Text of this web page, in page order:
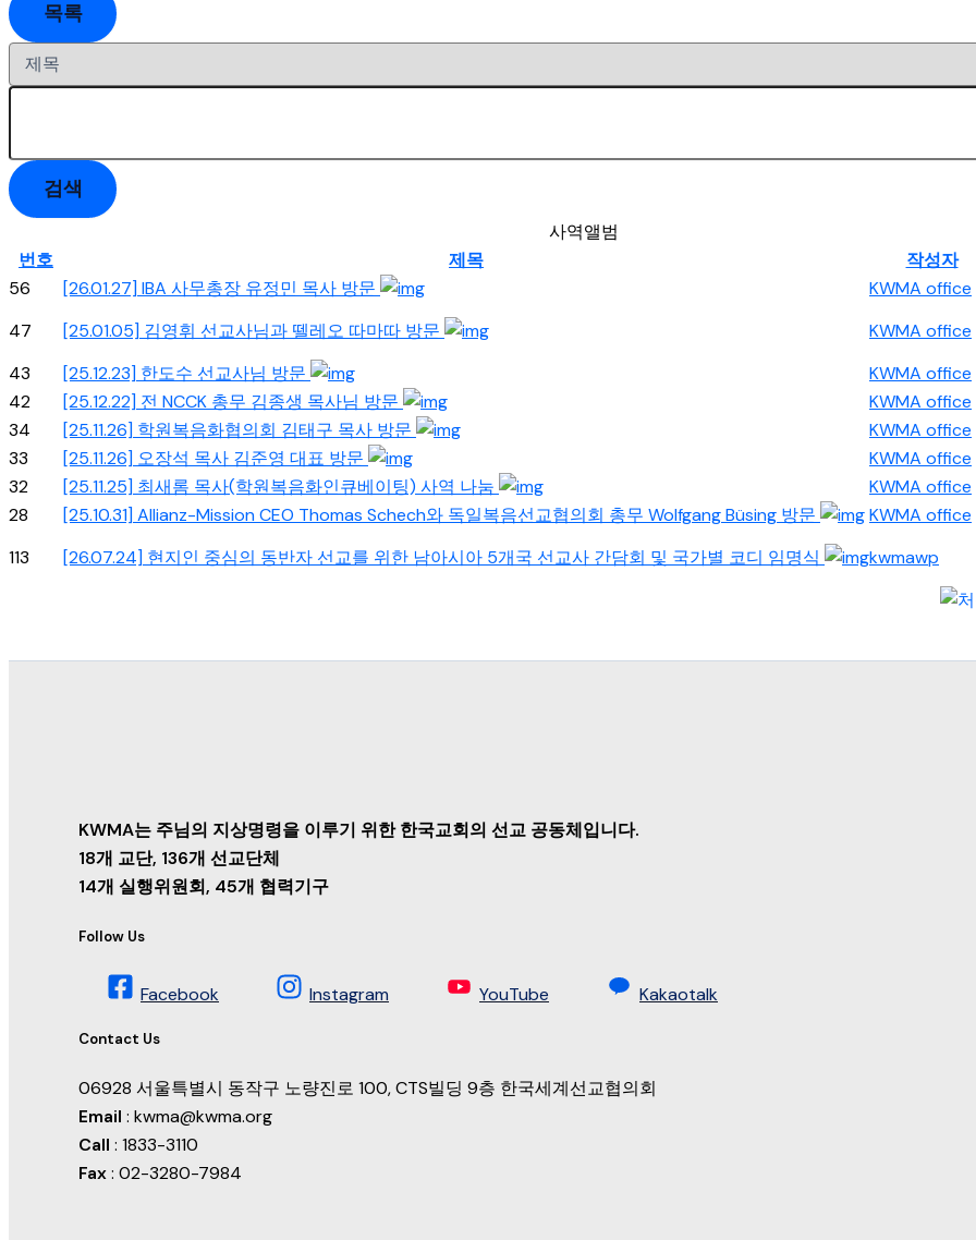
목록
검색
사역앨범
번호
제목 작성자
56
[26.01.27] IBA 사무총장 유정민 목사 방문 KWMA office
47
[25.01.05] 김영휘 선교사님과 뗄레오 따마따 방문 KWMA office
43
[25.12.23] 한도수 선교사님 방문 KWMA office
42
[25.12.22] 전 NCCK 총무 김종생 목사님 방문 KWMA office
34
[25.11.26] 학원복음화협의회 김태구 목사 방문 KWMA office
33
[25.11.26] 오장석 목사 김준영 대표 방문 KWMA office
32
[25.11.25] 최새롬 목사(학원복음화인큐베이팅) 사역 나눔 KWMA office
28
[25.10.31] Allianz-Mission CEO Thomas Schech와 독일복음선교협의회 총무 Wolfgang Büsing 방문 KWMA office
113
[26.07.24] 현지인 중심의 동반자 선교를 위한 남아시아 5개국 선교사 간담회 및 국가별 코디 임명식 kwmawp
KWMA는 주님의 지상명령을 이루기 위한 한국교회의 선교 공동체입니다.
18개 교단, 136개 선교단체
14개 실행위원회, 45개 협력기구
Follow Us
Facebook Instagram YouTube Kakaotalk
Contact Us
06928 서울특별시 동작구 노량진로 100, CTS빌딩 9층 한국세계선교협의회
Email : kwma@kwma.org
Call : 1833-3110
Fax: 02-3280-7984